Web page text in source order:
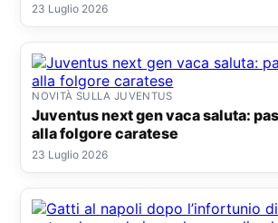
23 Luglio 2026
NOVITÀ SULLA JUVENTUS
Juventus next gen vaca saluta: passaggio ufficiale
alla folgore caratese
23 Luglio 2026